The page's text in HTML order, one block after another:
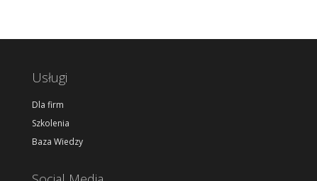
Usługi
Dla firm
Szkolenia
Baza Wiedzy